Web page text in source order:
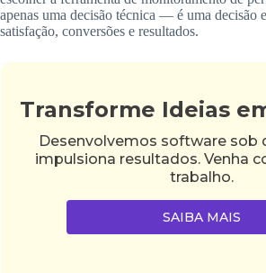
apenas uma decisão técnica — é uma decisão
satisfação, conversões e resultados.
Transforme Ideias
Desenvolvemos software sob
impulsiona resultados. Venha
trabalho.
SAIBA MAIS